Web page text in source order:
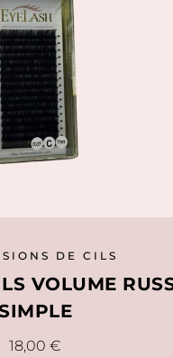
peuvent
être
choisies
sur
la
page
du
DE CILS
VOLUME
18,00€
Ce